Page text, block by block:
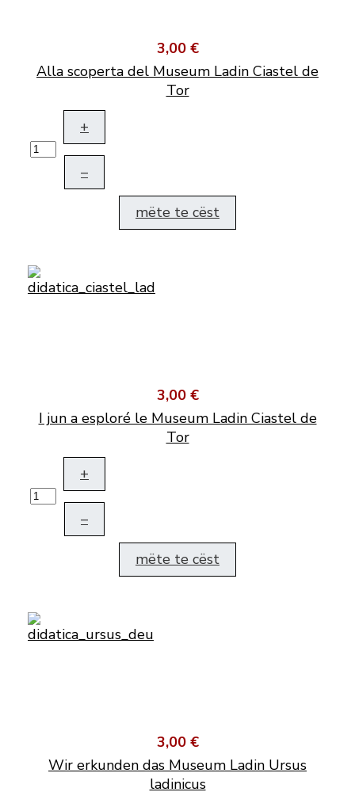
3,00 €
Alla scoperta del Museum Ladin Ciastel de
Tor
+
–
mëte te cëst
3,00 €
I jun a esploré le Museum Ladin Ciastel de
Tor
+
–
mëte te cëst
3,00 €
Wir erkunden das Museum Ladin Ursus
ladinicus